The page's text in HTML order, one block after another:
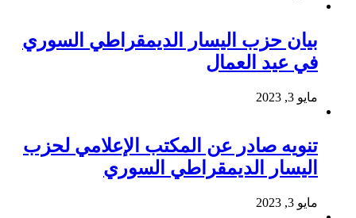
بيان حزب اليسار الديمقراطي السوري
في عيد العمال
مايو 3, 2023
تنويه صادر عن المكتب الإعلامي لحزب
اليسار الديمقراطي السوري
مايو 3, 2023